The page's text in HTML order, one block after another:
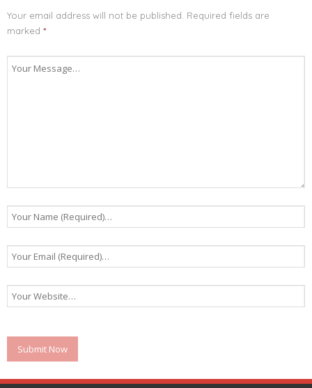
Your email address will not be published. Required fields are
marked *